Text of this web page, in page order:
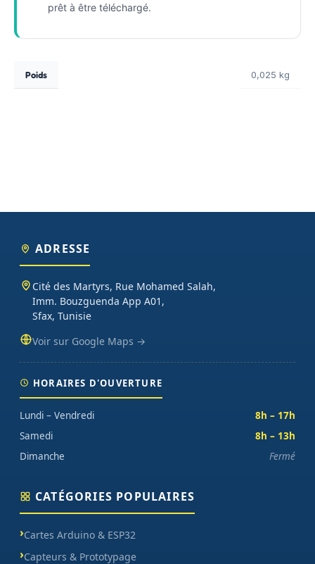
prêt à être téléchargé.
Poids 0,025 kg
ADRESSE
Cité des Martyrs, Rue Mohamed Salah,
Imm. Bouzguenda App A01,
Sfax, Tunisie
Voir sur Google Maps →
HORAIRES D'OUVERTURE
Lundi – Vendredi
8h – 17h
Samedi
8h – 13h
Dimanche
Fermé
CATÉGORIES POPULAIRES
Cartes Arduino & ESP32
Capteurs & Prototypage